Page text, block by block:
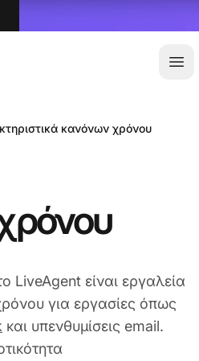
κανόνων χρόνου
LiveAgent είναι εργαλεία
για εργασίες όπως
και υπενθυμίσεις email.